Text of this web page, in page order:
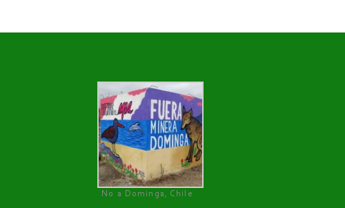
No a Dominga, Chile